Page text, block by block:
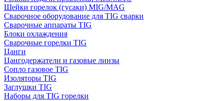
Шейки горелок (гусаки) MIG/MAG
Сварочное оборудование для TIG сварки
Сварочные аппараты TIG
Блоки охлаждения
Сварочные горелки TIG
Цанги
Цангодержатели и газовые линзы
Сопло газовое TIG
Изоляторы TIG
Заглушки TIG
Наборы для TIG горелки